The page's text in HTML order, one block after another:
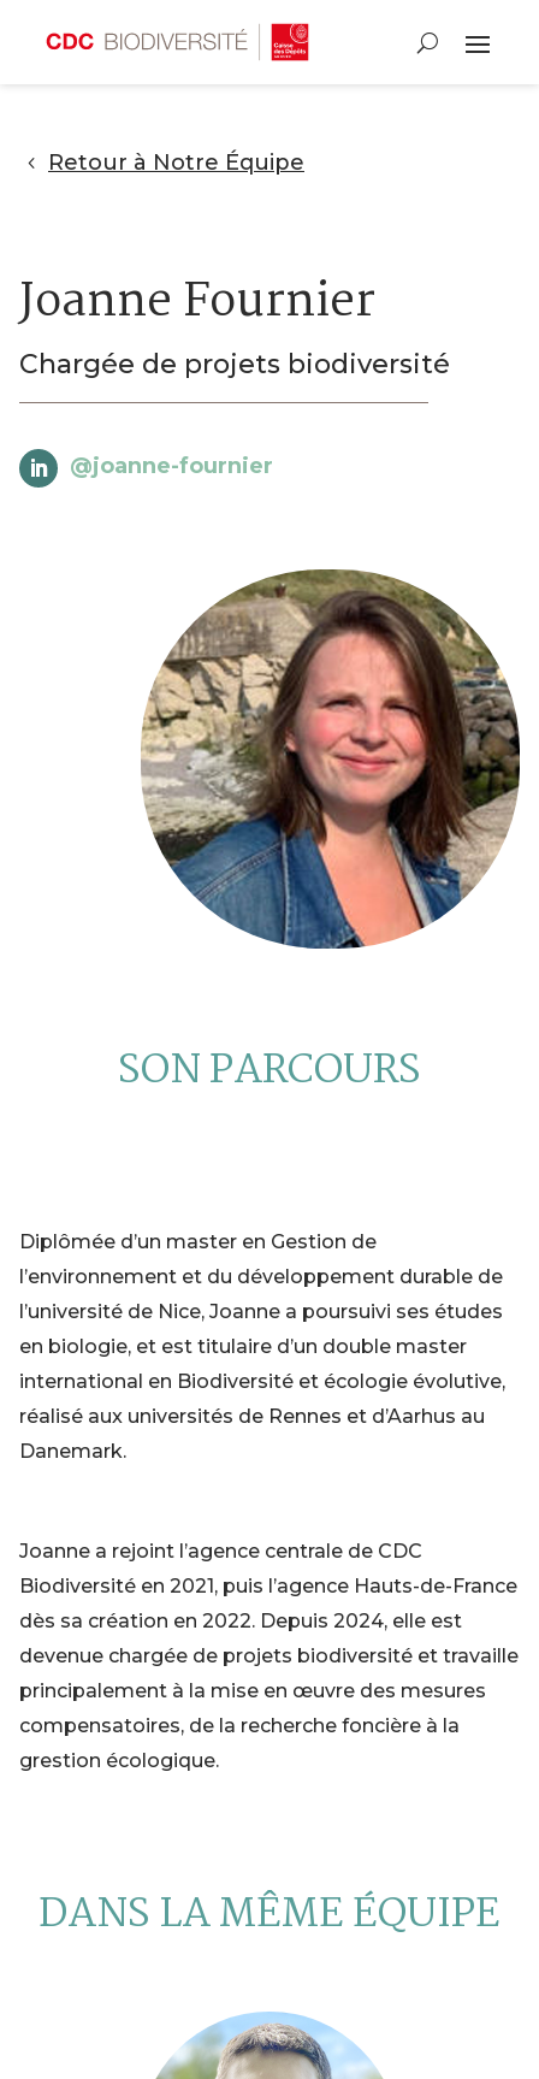
Retour à Notre Équipe
Joanne Fournier
Chargée de projets biodiversité
@joanne-fournier
SON PARCOURS
Diplômée d’un master en Gestion de
l’environnement et du développement durable de
l’université de Nice, Joanne a poursuivi ses études
en biologie, et est titulaire d’un double master
international en Biodiversité et écologie évolutive,
réalisé aux universités de Rennes et d’Aarhus au
Danemark.
Joanne a rejoint l’agence centrale de CDC
Biodiversité en 2021, puis l’agence Hauts-de-France
dès sa création en 2022. Depuis 2024, elle est
devenue chargée de projets biodiversité et travaille
principalement à la mise en œuvre des mesures
compensatoires, de la recherche foncière à la
grestion écologique.
DANS LA MÊME ÉQUIPE